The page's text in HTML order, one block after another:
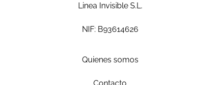
Linea Invisible S.L.
NIF: B93614626
Quienes somos